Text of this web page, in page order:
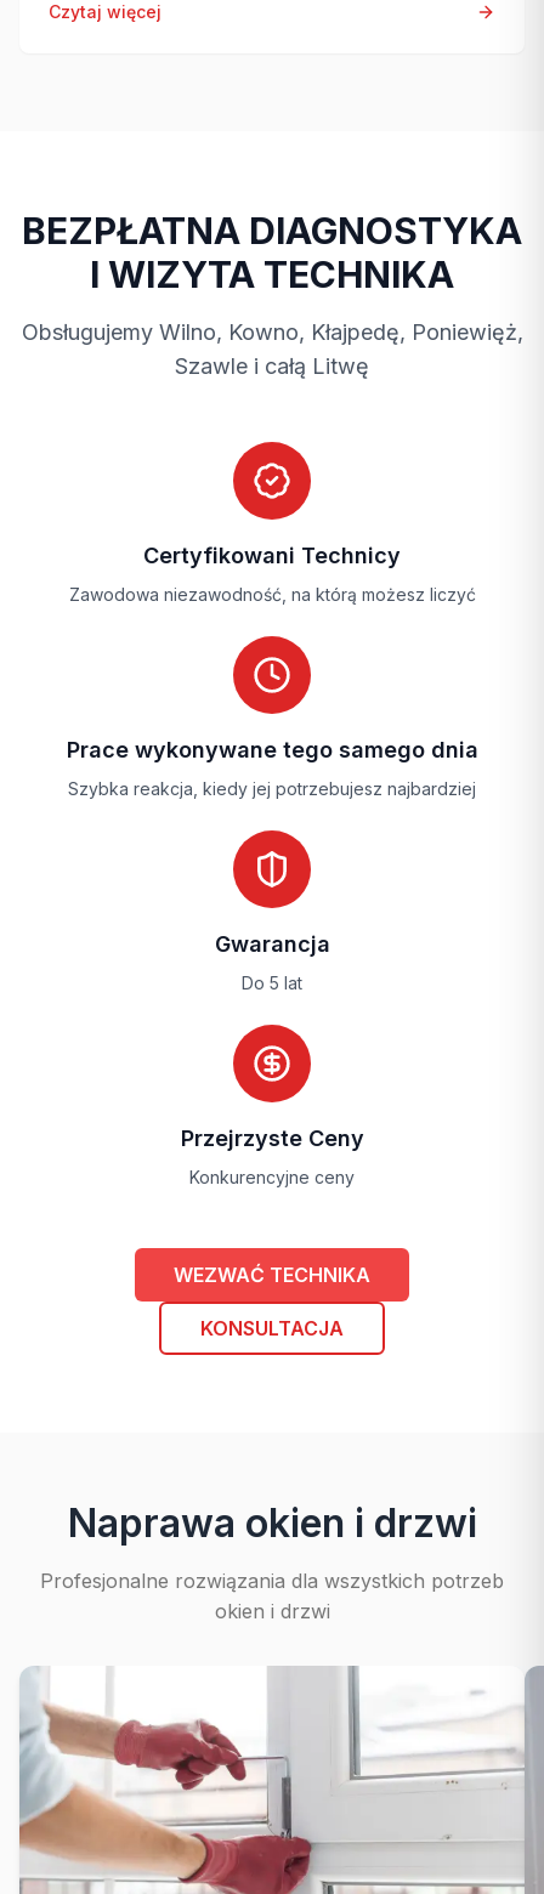
Czytaj więcej
BEZPŁATNA DIAGNOSTYKA
I WIZYTA TECHNIKA
Obsługujemy Wilno, Kowno, Kłajpedę, Poniewięż,
Szawle i całą Litwę
Certyfikowani Technicy
Zawodowa niezawodność, na którą możesz liczyć
Prace wykonywane tego samego dnia
Szybka reakcja, kiedy jej potrzebujesz najbardziej
Gwarancja
Do 5 lat
Przejrzyste Ceny
Konkurencyjne ceny
WEZWAĆ TECHNIKA
KONSULTACJA
Naprawa okien i drzwi
Profesjonalne rozwiązania dla wszystkich potrzeb
okien i drzwi